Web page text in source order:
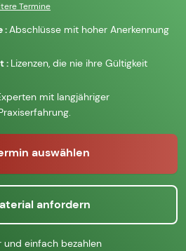
Termine
:Abschlüsse mit hoher Anerkennung
: Lizenzen, die nie ihre Gültigkeit
mit langjähriger
auswählen
anfordern
und einfach bezahlen